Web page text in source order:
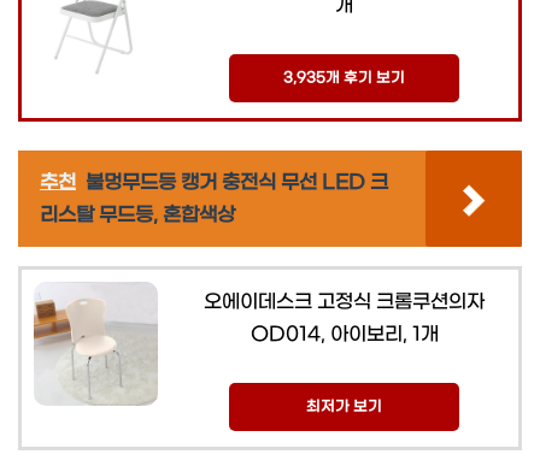
개
3,935개 후기 보기
추천 불멍무드등 캥거 충전식 무선 LED 크
리스탈 무드등, 혼합색상
오에이데스크 고정식 크롬쿠션의자
OD014, 아이보리, 1개
최저가 보기